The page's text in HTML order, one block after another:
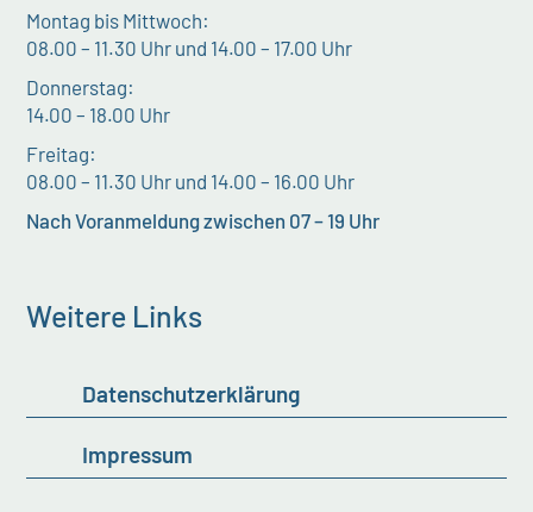
Montag bis Mittwoch:
08.00 – 11.30 Uhr und 14.00 – 17.00 Uhr
Donnerstag:
14.00 – 18.00 Uhr
Freitag:
08.00 – 11.30 Uhr und 14.00 – 16.00 Uhr
Nach Voranmeldung zwischen 07 – 19 Uhr
Weitere Links
Datenschutzerklärung
Impressum